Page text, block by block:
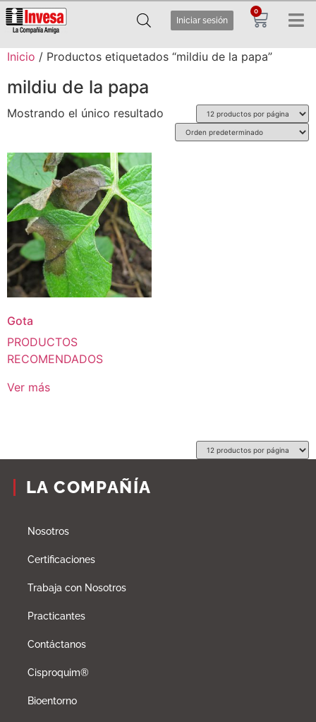
Iniciar sesión
0
Inicio / Productos etiquetados “mildiu de la papa”
mildiu de la papa
Mostrando el único resultado
Gota
PRODUCTOS
RECOMENDADOS
Ver más
LA COMPAÑÍA
Nosotros
Certificaciones
Trabaja con Nosotros
Practicantes
Contáctanos
Cisproquim®
Bioentorno